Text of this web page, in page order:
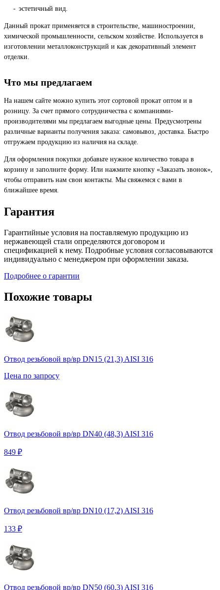
эстетичный вид.
Данный прокат применяется в строительстве, машиностроении,
химической промышленности, сельском хозяйстве. Используется в
изготовлении металлоконструкций и как декоративный элемент
отделки.
Что мы предлагаем
На нашем сайте можно купить этот сортовой прокат оптом и в
розницу. За счет прямого сотрудничества с компаниями-
производителями мы предлагаем выгодные цены. Предусмотрены
различные варианты получения заказа: самовывоз, доставка. Быстро
отгружаем продукцию из наличия на складе.
Для оформления покупки добавьте нужное количество товара в
корзину и заполните форму. Или нажмите кнопку «Заказать звонок»,
чтобы отправить нам свои контакты. Мы свяжемся с вами в
ближайшее время.
Гарантия
Гарантийные условия на поставляемую продукцию из
нержавеющей стали определяются договором и
спецификацией к нему. Подробные условия согласовываются
индивидуально с менеджером при оформлении заказа.
Подробнее о гарантии
Похожие товары
Отвод резьбовой вр/вр DN15 (21,3) AISI 316
Цена по запросу
Отвод резьбовой вр/вр DN40 (48,3) AISI 316
849 ₽
Отвод резьбовой вр/вр DN10 (17,2) AISI 316
133 ₽
Отвод резьбовой вр/вр DN50 (60,3) AISI 316